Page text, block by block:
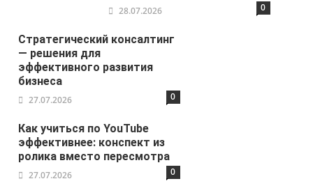
28.07.2026 0
Стратегический консалтинг
— решения для
эффективного развития
бизнеса
27.07.2026 0
Как учиться по YouTube
эффективнее: конспект из
ролика вместо пересмотра
27.07.2026 0